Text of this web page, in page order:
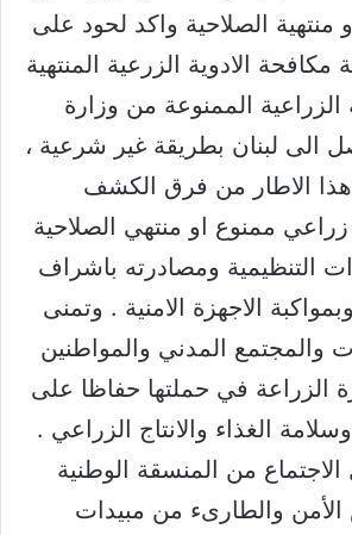
منتهية الصلاحية واكد لحود على
الادوية الزرعية المنتهية
الزراعية الممنوعة من وزارة
الى لبنان بطريقة غير شرعية ،
الاطار من فرق الكشف
ممنوع او منتهي الصلاحية
التنظيمية ومصادرته باشراف
الاجهزة الامنية . وتمنى
والمجتمع المدني والمواطنين
الزراعة في حملتها حفاظا على
الغذاء والانتاج الزراعي .
من المنسقة الوطنية
والطارىء من مبيدات